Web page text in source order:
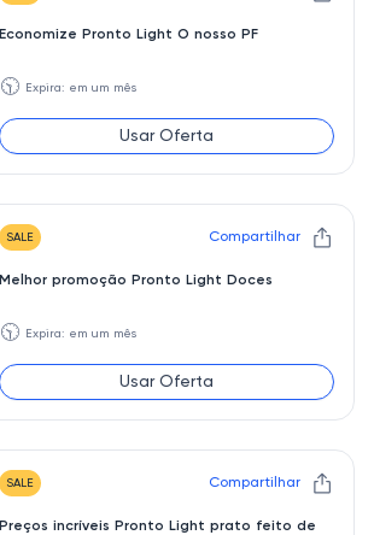
Economize Pronto Light O nosso PF
🕥 Expira: em um mês
Usar Oferta
SALE Compartilhar
Melhor promoção Pronto Light Doces
🕥 Expira: em um mês
Usar Oferta
SALE Compartilhar
Preços incríveis Pronto Light prato feito de